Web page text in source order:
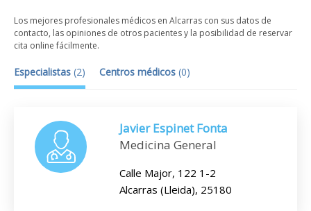
Los mejores profesionales médicos en Alcarras con sus datos de
contacto, las opiniones de otros pacientes y la posibilidad de reservar
cita online fácilmente.
Especialistas (2) Centros médicos (0)
Javier Espinet Fonta
Medicina General
Calle Major, 122 1-2
Alcarras (Lleida), 25180